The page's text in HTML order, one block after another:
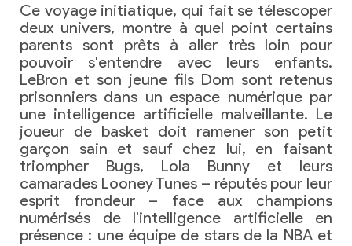
Ce voyage initiatique, qui fait se télescoper
deux univers, montre à quel point certains
parents sont prêts à aller très loin pour
pouvoir s'entendre avec leurs enfants.
LeBron et son jeune fils Dom sont retenus
prisonniers dans un espace numérique par
une intelligence artificielle malveillante. Le
joueur de basket doit ramener son petit
garçon sain et sauf chez lui, en faisant
triompher Bugs, Lola Bunny et leurs
camarades Looney Tunes – réputés pour leur
esprit frondeur – face aux champions
numérisés de l'intelligence artificielle en
présence : une équipe de stars de la NBA et